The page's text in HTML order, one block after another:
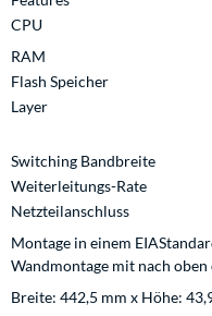
CPU
RAM
Flash Speicher
Layer
Switching Bandbreite
Weiterleitungs-Rate
Netzteilanschluss
Montage in einem
Wandmontage mit nach
Breite: 442,5 mm x Höhe: